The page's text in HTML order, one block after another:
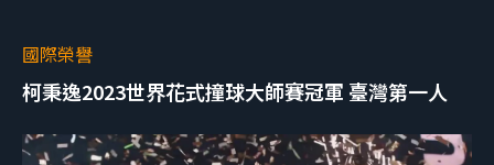
國際榮譽
柯秉逸2023世界花式撞球大師賽冠軍 臺灣第一人